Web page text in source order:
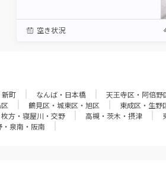
空き状況
新町 なんば・日本橋 天王寺区・阿倍野
鶴見区・城東区・旭区 東成区・生野
枚方・寝屋川・交野 高槻・茨木・摂津
・泉南・阪南